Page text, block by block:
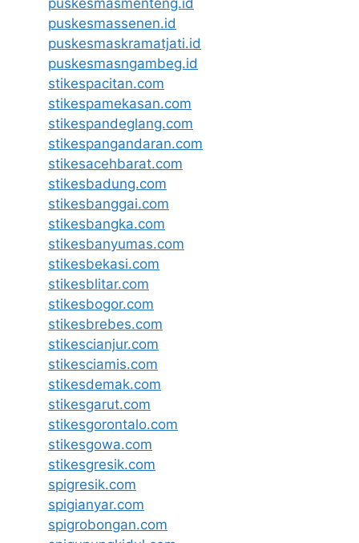
puskesmassenen.id
puskesmaskramatjati.id
puskesmasngambeg.id
stikespacitan.com
stikespamekasan.com
stikespandeglang.com
stikespangandaran.com
stikesacehbarat.com
stikesbadung.com
stikesbanggai.com
stikesbangka.com
stikesbanyumas.com
stikesbekasi.com
stikesblitar.com
stikesbogor.com
stikesbrebes.com
stikescianjur.com
stikesciamis.com
stikesdemak.com
stikesgarut.com
stikesgorontalo.com
stikesgowa.com
stikesgresik.com
spigresik.com
spigianyar.com
spigrobongan.com